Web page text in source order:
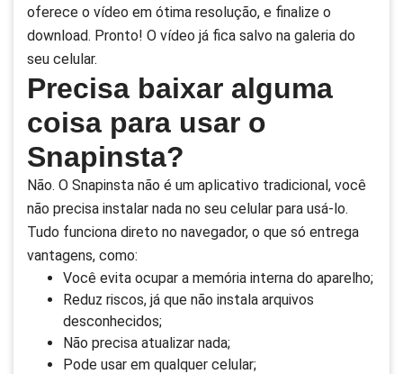
oferece o vídeo em ótima resolução, e finalize o
download. Pronto! O vídeo já fica salvo na galeria do
seu celular.
Precisa baixar alguma
coisa para usar o
Snapinsta?
Não. O Snapinsta não é um aplicativo tradicional, você
não precisa instalar nada no seu celular para usá-lo.
Tudo funciona direto no navegador, o que só entrega
vantagens, como:
Você evita ocupar a memória interna do aparelho;
Reduz riscos, já que não instala arquivos
desconhecidos;
Não precisa atualizar nada;
Pode usar em qualquer celular;